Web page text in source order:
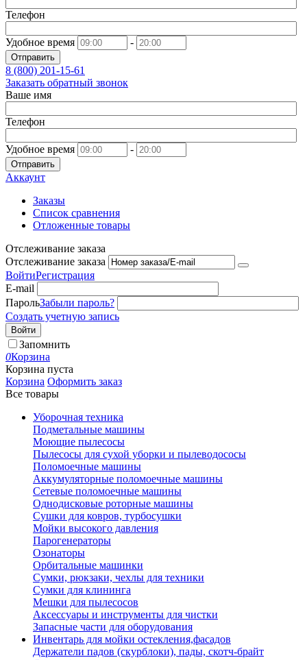
Телефон
Удобное время -
Отправить
8 (800) 201-15-61
Заказать обратный звонок
Ваше имя
Телефон
Удобное время -
Отправить
Аккаунт
Заказы
Список сравнения
Отложенные товары
Отслеживание заказа
Отслеживание заказа
ВойтиРегистрация
E-mail
ПарольЗабыли пароль?
Создать учетную запись
Войти
Запомнить
0Корзина
Корзина пуста
Корзина Оформить заказ
Все товары
Уборочная техника
Подметальные машины
Моющие пылесосы
Пылесосы для сухой уборки и пылеводососы
Поломоечные машины
Аккумуляторные поломоечные машины
Сетевые поломоечные машины
Однодисковые роторные машины
Сушки для ковров, турбосушки
Мойки высокого давления
Парогенераторы
Озонаторы
Орбитальные машинки
Сумки, рюкзаки, чехлы для техники
Сумки для клининга
Мешки для пылесосов
Аксессуары и инструменты для чистки
Запасные части для оборудования
Инвентарь для мойки остекления,фасадов
Держатели падов (скурблоки), пады, скотч-брайт